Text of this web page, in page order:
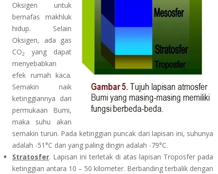
Oksigen untuk
bernafas makhluk
hidup. Selain
Oksigen, ada gas
CO2 yang dapat
menyebabkan
efek rumah kaca.
Semakin naik
ketinggiannya dari
permukaan Bumi,
maka suhu akan
semakin turun. Pada ketinggian puncak dari lapisan ini, suhunya
adalah -51°C dan yang paling dingin adalah -79°C.
Stratosfer. Lapisan ini terletak di atas lapisan Troposfer pada
ketinggian antara 10 – 50 kilometer. Berbanding terbalik dengan